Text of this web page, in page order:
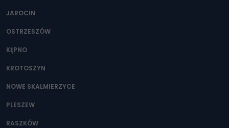
JAROCIN
OSTRZESZÓW
KĘPNO
KROTOSZYN
NOWE SKALMIERZYCE
PLESZEW
RASZKÓW